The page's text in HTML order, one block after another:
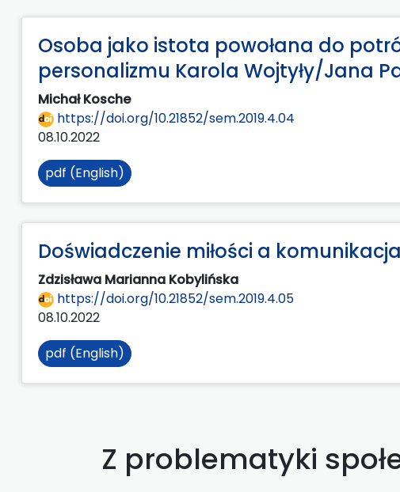
Osoba jako istota powołana do
personalizmu Karola Wojtyły/Jana
Michał Kosche
https://doi.org/10.21852/sem.2019.4.04
08.10.2022
pdf (English)
Doświadczenie miłości a
Zdzisława Marianna Kobylińska
https://doi.org/10.21852/sem.2019.4.05
08.10.2022
pdf (English)
Z problematyki